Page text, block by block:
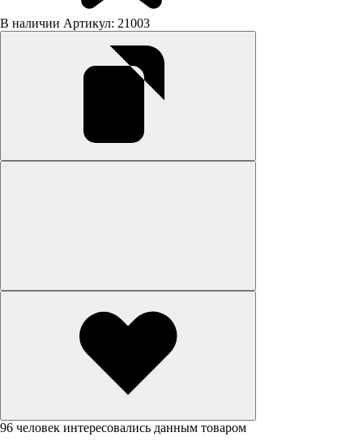
В наличии Артикул: 21003
96 человек интересовались данным товаром